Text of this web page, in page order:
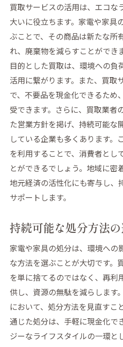
買取サービスの活用は、エコな
大いに役立ちます。家電や家具
ぶことで、その商品は新たな所
れ、廃棄物を減らすことができ
目的とした買取は、環境への負
活用に繋がります。また、買取
で、不要品を現金化できるため
受できます。さらに、買取業者
た営業方針を掲げ、持続可能な
している企業も多くあります。
を利用することで、消費者とし
とができるでしょう。地域に密
地元経済の活性化にも寄与し、
サポートします。
持続可能な処分方法
家電や家具の処分は、環境への
な方法を選ぶことが大切です。
を単に捨てるのではなく、再利
供し、資源の無駄を減らします
において、処分方法を見直すこ
通じた処分は、手軽に現金化で
ジーなライフスタイルの一環と